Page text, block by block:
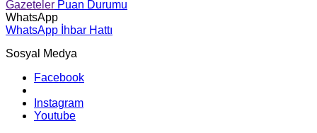
Gazeteler Puan Durumu
WhatsApp
WhatsApp İhbar Hattı
Sosyal Medya
Facebook
Instagram
Youtube